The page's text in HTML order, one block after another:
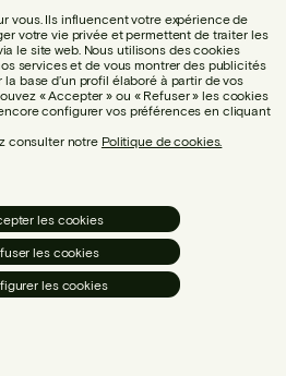
vous. Ils influencent votre expérience de
votre vie privée et permettent de traiter les
le site web. Nous utilisons des cookies
services et de vous montrer des publicités
base d’un profil élaboré à partir de vos
« Accepter » ou « Refuser » les cookies
configurer vos préférences en cliquant
consulter notre Politique de cookies.
les cookies
les cookies
les cookies